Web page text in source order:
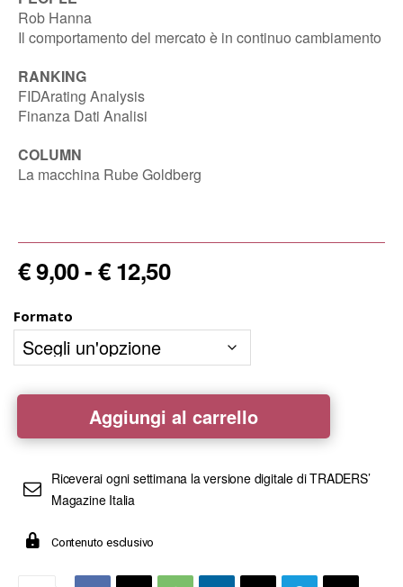
Rob Hanna
Il comportamento del mercato è in continuo cambiamento
RANKING
FIDArating Analysis
Finanza Dati Analisi
COLUMN
La macchina Rube Goldberg
€9,00-€12,50Fascia
di
da
€ 9,00
a
Formato
Traders'
02
Febbraio
2021
Aggiungi al carrello
Riceverai ogni settimana la versione digitale di TRADERS’
Magazine Italia
Contenuto esclusivo